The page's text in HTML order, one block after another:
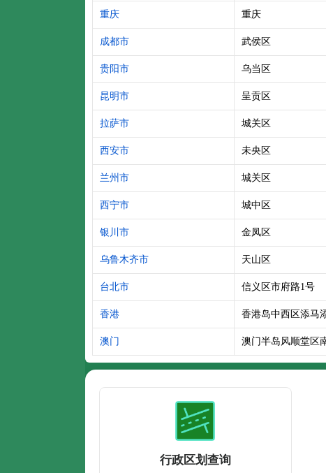
重庆 重庆
成都市 武侯区
贵阳市 乌当区
昆明市 呈贡区
拉萨市 城关区
西安市 未央区
兰州市 城关区
西宁市 城中区
银川市 金凤区
乌鲁木齐市 天山区
台北市 信义区市府路1号
香港 香港岛中西区添马
澳门 澳门半岛风顺堂区
行政区划查询